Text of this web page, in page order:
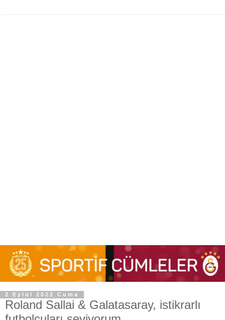
2 Eylül 2022 Cuma
Roland Sallai & Galatasaray, istikrarlı